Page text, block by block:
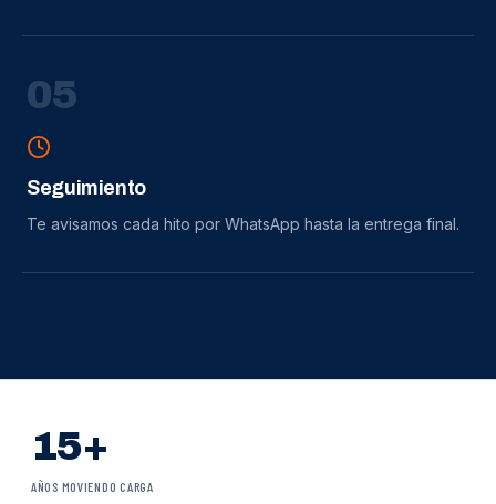
05
Seguimiento
Te avisamos cada hito por WhatsApp hasta la entrega final.
15+
AÑOS MOVIENDO CARGA